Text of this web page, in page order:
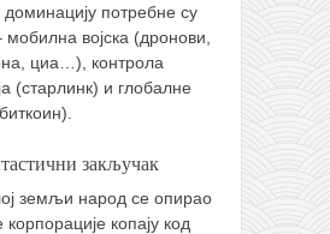
потребне су
мобилна војска (дронови,
циа…), контрола
(старлинк) и глобалне
закључак
земљи народ се опирао
копају код